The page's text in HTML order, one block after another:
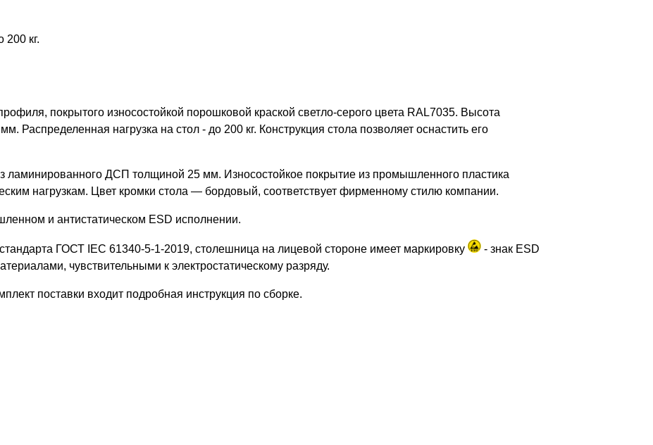
кг.
покрытого износостойкой порошковой краской светло-серого цвета RAL7035. Высота
Распределенная нагрузка на стол - до 200 кг. Конструкция стола позволяет оснастить его
ДСП толщиной 25 мм. Износостойкое покрытие из промышленного пластика
нагрузкам. Цвет кромки стола — бордовый, соответствует фирменному стилю компании.
и антистатическом ESD исполнении.
ГОСТ IEC 61340-5-1-2019, столешница на лицевой стороне имеет маркировку
- знак ESD
чувствительными к электростатическому разряду.
поставки входит подробная инструкция по сборке.